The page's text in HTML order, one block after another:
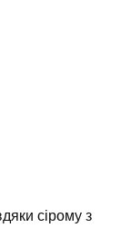
сірому з